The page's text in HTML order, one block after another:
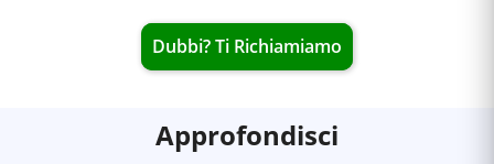
Dubbi? Ti Richiamiamo
Approfondisci